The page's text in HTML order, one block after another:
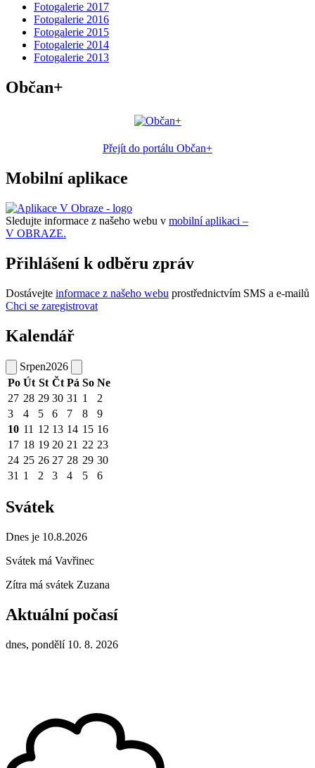
Fotogalerie 2017
Fotogalerie 2016
Fotogalerie 2015
Fotogalerie 2014
Fotogalerie 2013
Občan+
Přejít do portálu Občan+
Mobilní aplikace
Sledujte informace z našeho webu v mobilní aplikaci –
V OBRAZE.
Přihlášení k odběru zpráv
Dostávejte informace z našeho webu prostřednictvím SMS a e-mailů
Chci se zaregistrovat
Kalendář
Srpen2026
Po Út St Čt Pá So Ne
27 28 29 30 31 1
2
3
4 5 6 7 8
9
10 11 12 13 14 15 16
17 18 19 20 21 22 23
24 25 26 27 28 29 30
31 1 2 3 4 5 6
Svátek
Dnes je 10.8.2026
Svátek má Vavřinec
Zítra má svátek Zuzana
Aktuální počasí
dnes, pondělí 10. 8. 2026